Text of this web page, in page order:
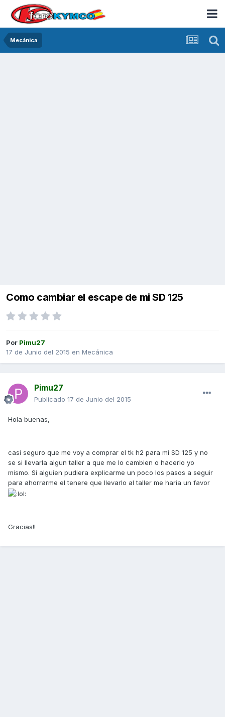
Mecánica
Como cambiar el escape de mi SD 125
Por Pimu27
17 de Junio del 2015 en Mecánica
Pimu27
Publicado 17 de Junio del 2015
Hola buenas,
casi seguro que me voy a comprar el tk h2 para mi SD 125 y no
se si llevarla algun taller a que me lo cambien o hacerlo yo
mismo. Si alguien pudiera explicarme un poco los pasos a seguir
para ahorrarme el tenere que llevarlo al taller me haria un favor
Gracias!!